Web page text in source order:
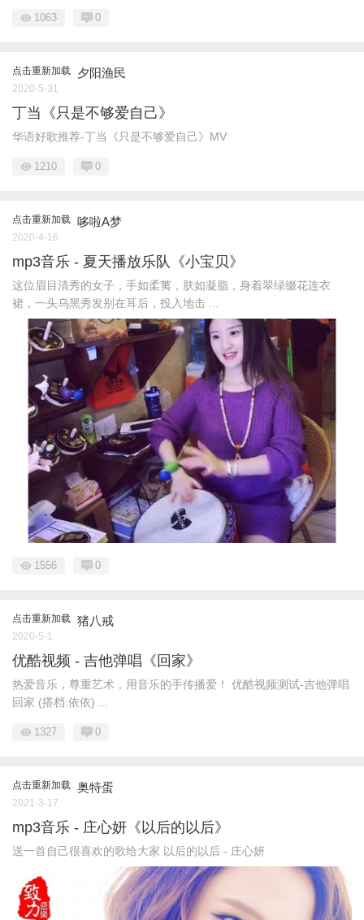
1063 0
点击重新加载 夕阳渔民
2020-5-31
丁当《只是不够爱自己》
华语好歌推荐-丁当《只是不够爱自己》MV
1210 0
点击重新加载 哆啦A梦
2020-4-16
mp3音乐 - 夏天播放乐队《小宝贝》
这位眉目清秀的女子，手如柔荑，肤如凝脂，身着翠绿缀花连衣
裙，一头乌黑秀发别在耳后，投入地击 ...
1556 0
点击重新加载 猪八戒
2020-5-1
优酷视频 - 吉他弹唱《回家》
热爱音乐，尊重艺术，用音乐的手传播爱！ 优酷视频测试-吉他弹唱
回家 (搭档:依依) ...
1327 0
点击重新加载 奥特蛋
2021-3-17
mp3音乐 - 庄心妍《以后的以后》
送一首自己很喜欢的歌给大家 以后的以后 - 庄心妍